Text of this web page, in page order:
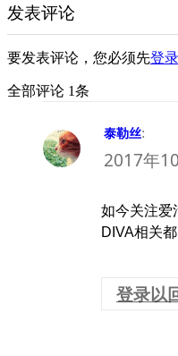
发表评论
要发表评论，您必须先登录
全部评论 1条
泰勒丝:
2017年
如今关注爱
DIVA相关
登录以